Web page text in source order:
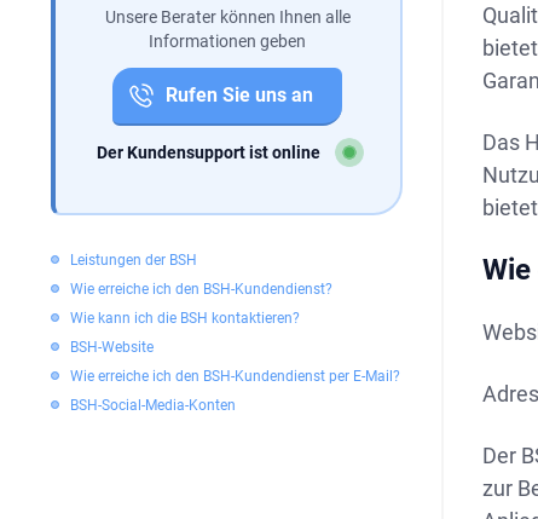
Unsere Berater können Ihnen alle
Informationen geben
Rufen Sie uns an
Der Kundensupport ist online
Leistungen der BSH
Wie erreiche ich den BSH-Kundendienst?
Wie kann ich die BSH kontaktieren?
BSH-Website
Wie erreiche ich den BSH-Kundendienst per E-Mail?
BSH-Social-Media-Konten
Das
bietet
Der
zur